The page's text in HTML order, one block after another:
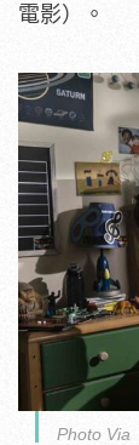
電影）。
Photo Via